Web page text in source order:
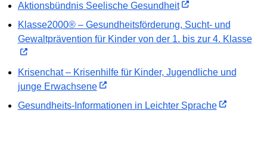
Aktionsbündnis Seelische Gesundheit
Klasse2000® – Gesundheitsförderung, Sucht- und
Gewaltprävention für Kinder von der 1. bis zur 4. Klasse
Krisenchat – Krisenhilfe für Kinder, Jugendliche und
junge Erwachsene
Gesundheits-Informationen in Leichter Sprache